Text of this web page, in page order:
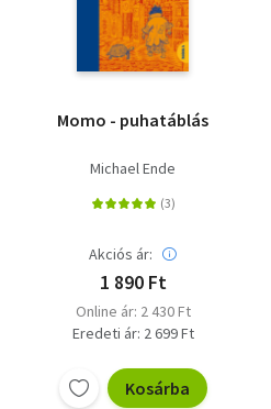
Momo - puhatáblás
Michael Ende
Akciós ár:
1 890 Ft
Online ár: 2 430 Ft
Eredeti ár: 2 699 Ft
Kosárba